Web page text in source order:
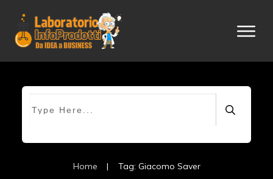
Home | Tag: Giacomo Saver